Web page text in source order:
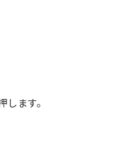
ます。